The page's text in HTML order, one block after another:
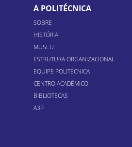
A POLITÉCNICA
SOBRE
HISTÓRIA
MUSEU
ESTRUTURA ORGANIZACIONAL
EQUIPE POLITÉCNICA
CENTRO ACADÊMICO
BIBLIOTECAS
A3P